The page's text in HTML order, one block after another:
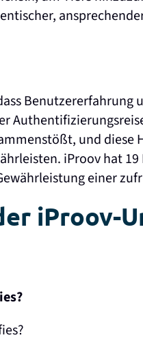
Benutzererfahrung
und diese
iProov hat
einer
iProov-